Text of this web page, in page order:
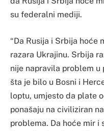
su federalni mediji.
“Da Rusija i Srbija hoće
razara Ukrajinu. Srbija
nije napravila problem
šta je bilo u Bosni i
loptu, umjesto da plate
ponašaju na civiliziran
problema. Da hoće mir i